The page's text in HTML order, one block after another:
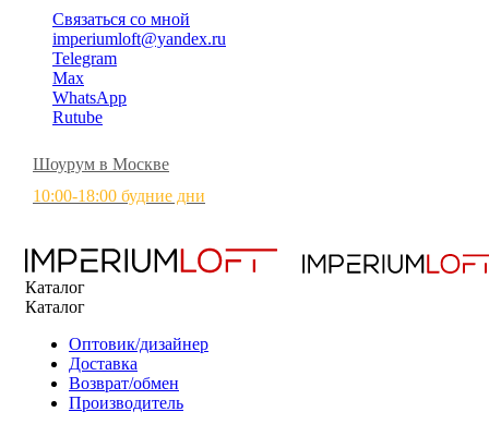
Связаться со мной
imperiumloft@yandex.ru
Telegram
Max
WhatsApp
Rutube
Шоурум в Москве
10:00-18:00 будние дни
Каталог
Каталог
Оптовик/дизайнер
Доставка
Возврат/обмен
Производитель